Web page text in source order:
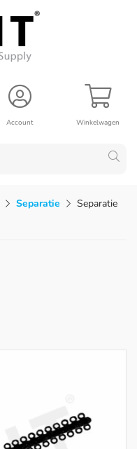
Winkelwagen
Account
Separatie
Separatie